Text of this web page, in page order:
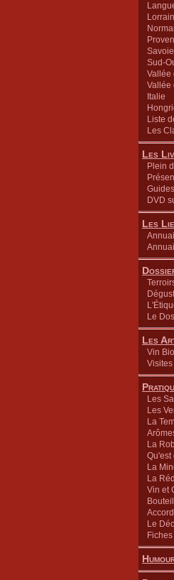
Savoie
Sud-
Vallée
Vallée
Italie
Liste
Les
Les
Plein
DVD
Les
Le
Les
Vin
Les
Les
La
La
Qu'est
La
La
Vin et
Le